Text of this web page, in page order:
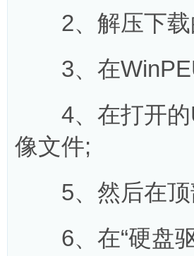
2、解压下载
3、在
4、在打开的
像文件;
5、然后在顶部
6、在“硬盘驱